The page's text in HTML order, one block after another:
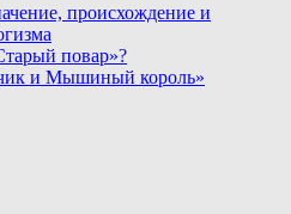
происхождение и
повар»?
и Мышиный король»